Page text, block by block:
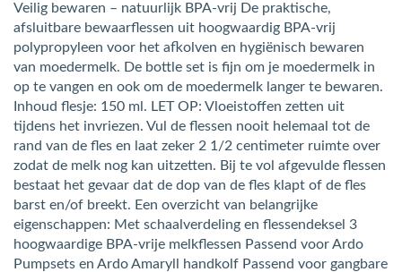
Veilig bewaren – natuurlijk BPA-vrij De praktische,
afsluitbare bewaarflessen uit hoogwaardig BPA-vrij
polypropyleen voor het afkolven en hygiënisch bewaren
van moedermelk. De bottle set is fijn om je moedermelk in
op te vangen en ook om de moedermelk langer te bewaren.
Inhoud flesje: 150 ml. LET OP: Vloeistoffen zetten uit
tijdens het invriezen. Vul de flessen nooit helemaal tot de
rand van de fles en laat zeker 2 1/2 centimeter ruimte over
zodat de melk nog kan uitzetten. Bij te vol afgevulde flessen
bestaat het gevaar dat de dop van de fles klapt of de fles
barst en/of breekt. Een overzicht van belangrijke
eigenschappen: Met schaalverdeling en flessendeksel 3
hoogwaardige BPA-vrije melkflessen Passend voor Ardo
Pumpsets en Ardo Amaryll handkolf Passend voor gangbare